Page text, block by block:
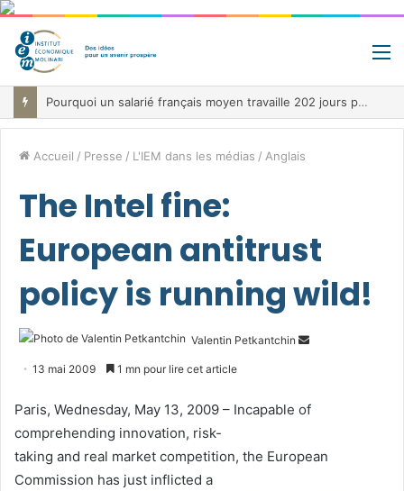
Pourquoi un salarié français moyen travaille 202 jours par an pour financer impôts et cotisations, un record dans toute l’Union européenne
Accueil / Presse / L'IEM dans les médias / Anglais
The Intel fine:
European antitrust
policy is running wild!
Valentin Petkantchin
Envoyer
13 mai 2009 1 mn pour lire cet article
Paris, Wednesday, May 13, 2009 – Incapable of
comprehending innovation, risk-
taking and real market competition, the European
Commission has just inflicted a